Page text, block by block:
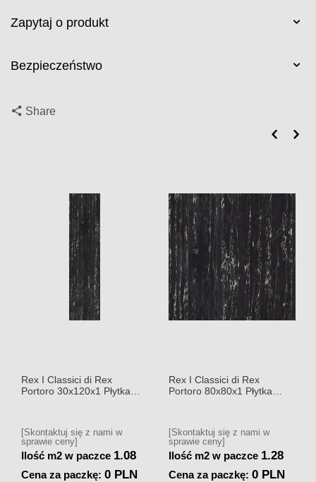
Zapytaj o produkt
Bezpieczeństwo
Share
Rex I Classici di Rex
Portoro 30x120x1 Płytka
[Skontaktuj się z nami w
sprawie ceny]
Ilość m2 w paczce 1.08
Cena za paczkę:0 PLN
Rex I Classici di Rex
Portoro 80x80x1 Płytka
[Skontaktuj się z nami w
sprawie ceny]
Ilość m2 w paczce 1.28
Cena za paczkę:0 PLN